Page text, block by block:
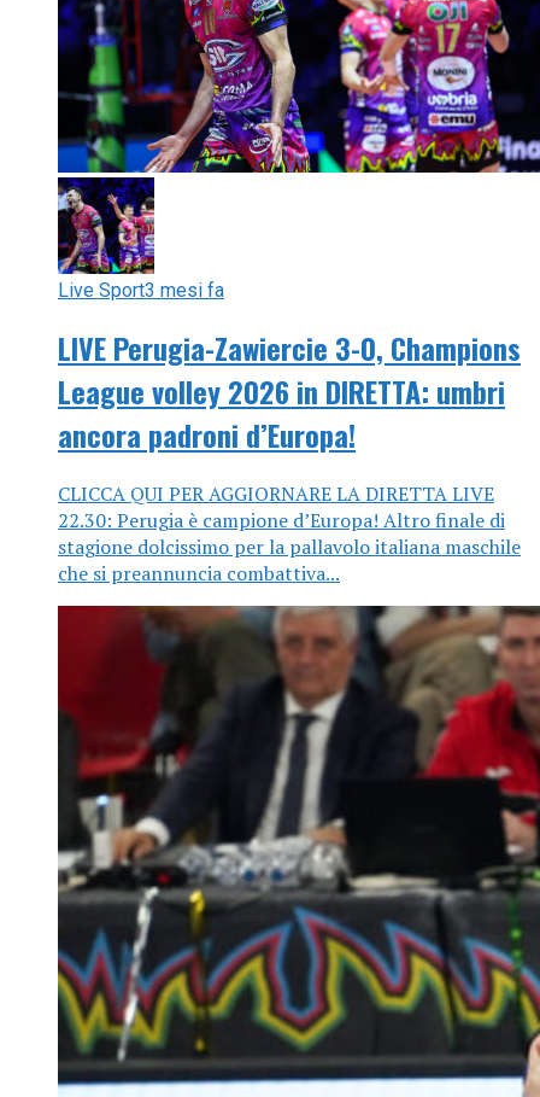
Live Sport3 mesi fa
LIVE Perugia-Zawiercie 3-0, Champions
League volley 2026 in DIRETTA: umbri
ancora padroni d’Europa!
CLICCA QUI PER AGGIORNARE LA DIRETTA LIVE
22.30: Perugia è campione d’Europa! Altro finale di
stagione dolcissimo per la pallavolo italiana maschile
che si preannuncia combattiva...